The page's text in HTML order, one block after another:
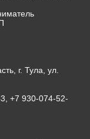
г. Тула, ул.
+7 930-074-52-